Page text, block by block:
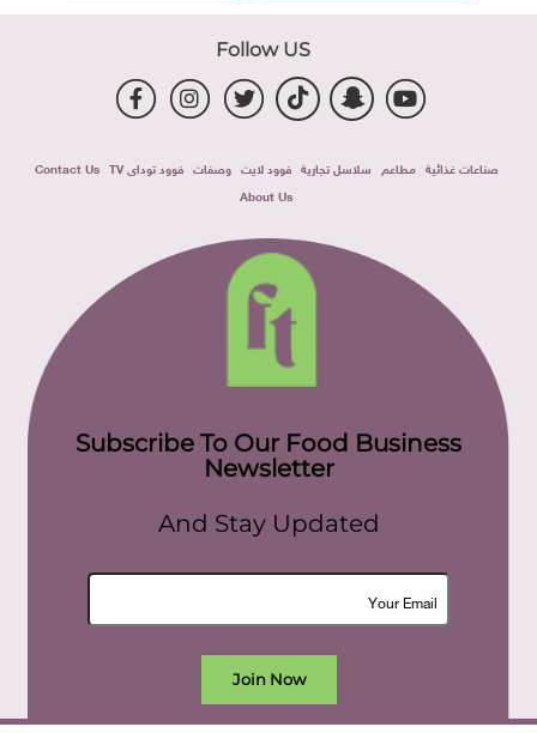
Follow US
صناعات غذائية مطاعم سلاسل تجارية فوود لايت وصفات فوود توداى TV
Contact Us
About Us
Subscribe To Our Food Business
Newsletter
And Stay Updated
Join Now